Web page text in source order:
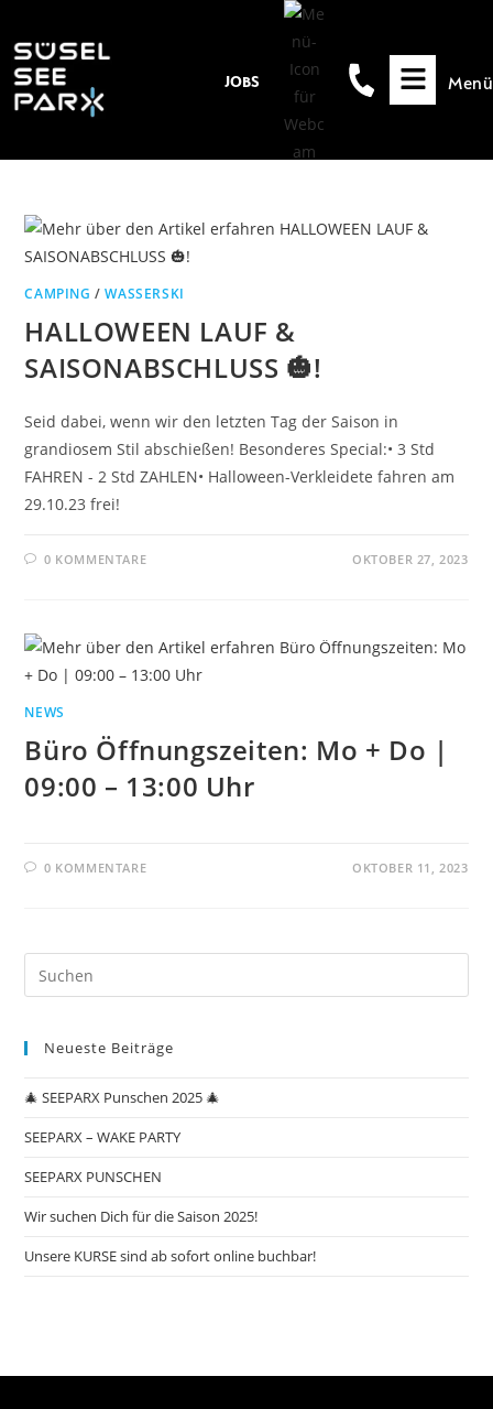
JOBS Menü
CAMPING /WASSERSKI
HALLOWEEN LAUF &
SAISONABSCHLUSS 🎃!
Seid dabei, wenn wir den letzten Tag der Saison in
grandiosem Stil abschießen! Besonderes Special:• 3 Std
FAHREN - 2 Std ZAHLEN• Halloween-Verkleidete fahren am
29.10.23 frei!
0 KOMMENTARE OKTOBER 27, 2023
NEWS
Büro Öffnungszeiten: Mo + Do |
09:00 – 13:00 Uhr
0 KOMMENTARE OKTOBER 11, 2023
Neueste Beiträge
🎄 SEEPARX Punschen 2025 🎄
SEEPARX – WAKE PARTY
SEEPARX PUNSCHEN
Wir suchen Dich für die Saison 2025!
Unsere KURSE sind ab sofort online buchbar!